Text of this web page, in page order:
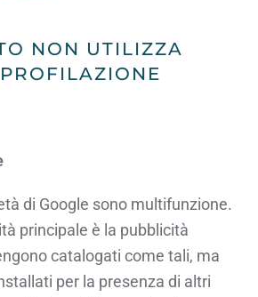
NON UTILIZZA
di Google sono multifunzione.
principale è la pubblicità
catalogati come tali, ma
per la presenza di altri